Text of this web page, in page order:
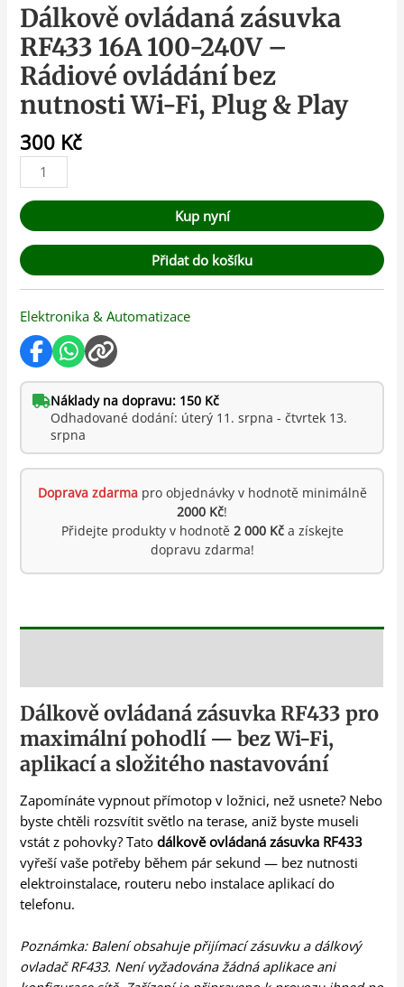
Dálkově ovládaná zásuvka
RF433 16A 100-240V –
Rádiové ovládání bez
nutnosti Wi-Fi, Plug & Play
300 Kč
Kup nyní
Přidat do košíku
Elektronika & Automatizace
Náklady na dopravu: 150 Kč
Odhadované dodání: úterý 11. srpna - čtvrtek 13.
srpna
Doprava zdarmapro objednávky v hodnotě minimálně
2000 Kč!
Přidejte produkty v hodnotě 2 000 Kča získejte
dopravu zdarma!
Dálkově ovládaná zásuvka RF433 pro
maximální pohodlí — bez Wi-Fi,
aplikací a složitého nastavování
Zapomínáte vypnout přímotop v ložnici, než usnete? Nebo
byste chtěli rozsvítit světlo na terase, aniž byste museli
vstát z pohovky? Tatodálkově ovládaná zásuvka RF433
vyřeší vaše potřeby během pár sekund — bez nutnosti
elektroinstalace, routeru nebo instalace aplikací do
telefonu.
Poznámka: Balení obsahuje přijímací zásuvku a dálkový
ovladač RF433. Není vyžadována žádná aplikace ani